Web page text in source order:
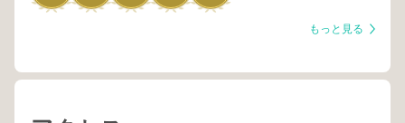
もっと見る